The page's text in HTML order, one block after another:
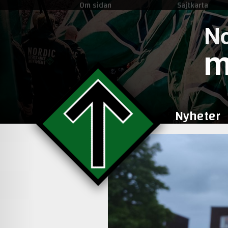
Om sidan Sajtkarta
Nyheter